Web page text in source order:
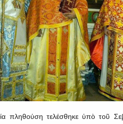
πληθούση τελέσθηκε ὑπὸ τοῦ